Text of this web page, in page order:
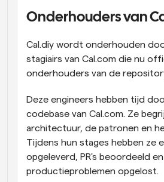
Onderhouders van
Cal.diy wordt onderhouden
stagiairs van Cal.com die nu
onderhouders van de
Deze engineers hebben tijd
codebase van Cal.com. Ze
architectuur, de patronen en
Tijdens hun stages hebben ze
opgeleverd, PR's beoordeeld en
productieproblemen opgelost.